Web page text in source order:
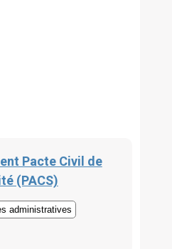
Pacte Civil de
(PACS)
administratives